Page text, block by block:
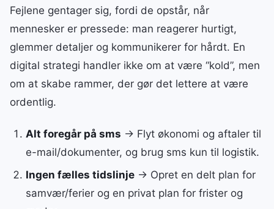
Fejlene gentager sig, fordi de opstår, når
mennesker er pressede: man reagerer hurtigt,
glemmer detaljer og kommunikerer for hårdt. En
digital strategi handler ikke om at være “kold”, men
om at skabe rammer, der gør det lettere at være
ordentlig.
Alt foregår på sms → Flyt økonomi og aftaler til
e-mail/dokumenter, og brug sms kun til logistik.
Ingen fælles tidslinje→ Opret en delt plan for
samvær/ferier og en privat plan for frister og